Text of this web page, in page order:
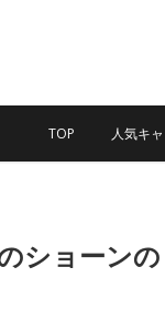
TOP 人気キ
ショーン